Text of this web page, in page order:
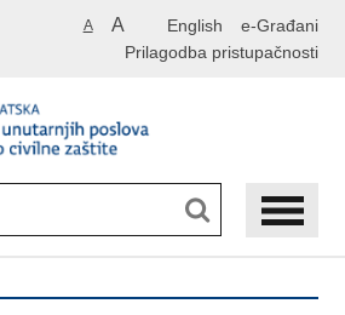
English e-Građani
A A
Prilagodba pristupačnosti